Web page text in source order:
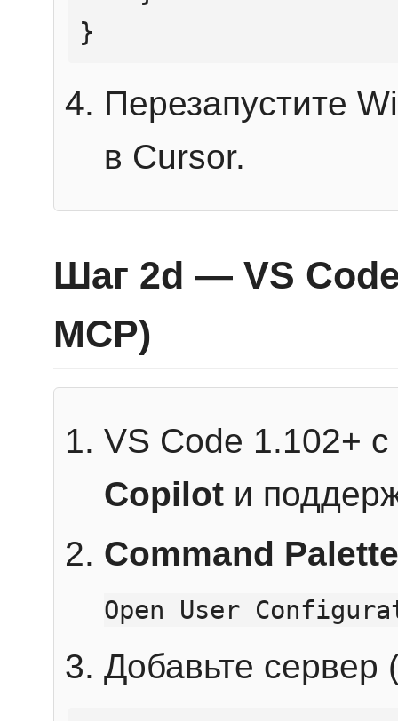
}
Перезапустите
в Cursor.
Шаг 2d — VS
MCP)
VS Code 1.102+
Copilot и
Command Palette
Open User
Добавьте сервер